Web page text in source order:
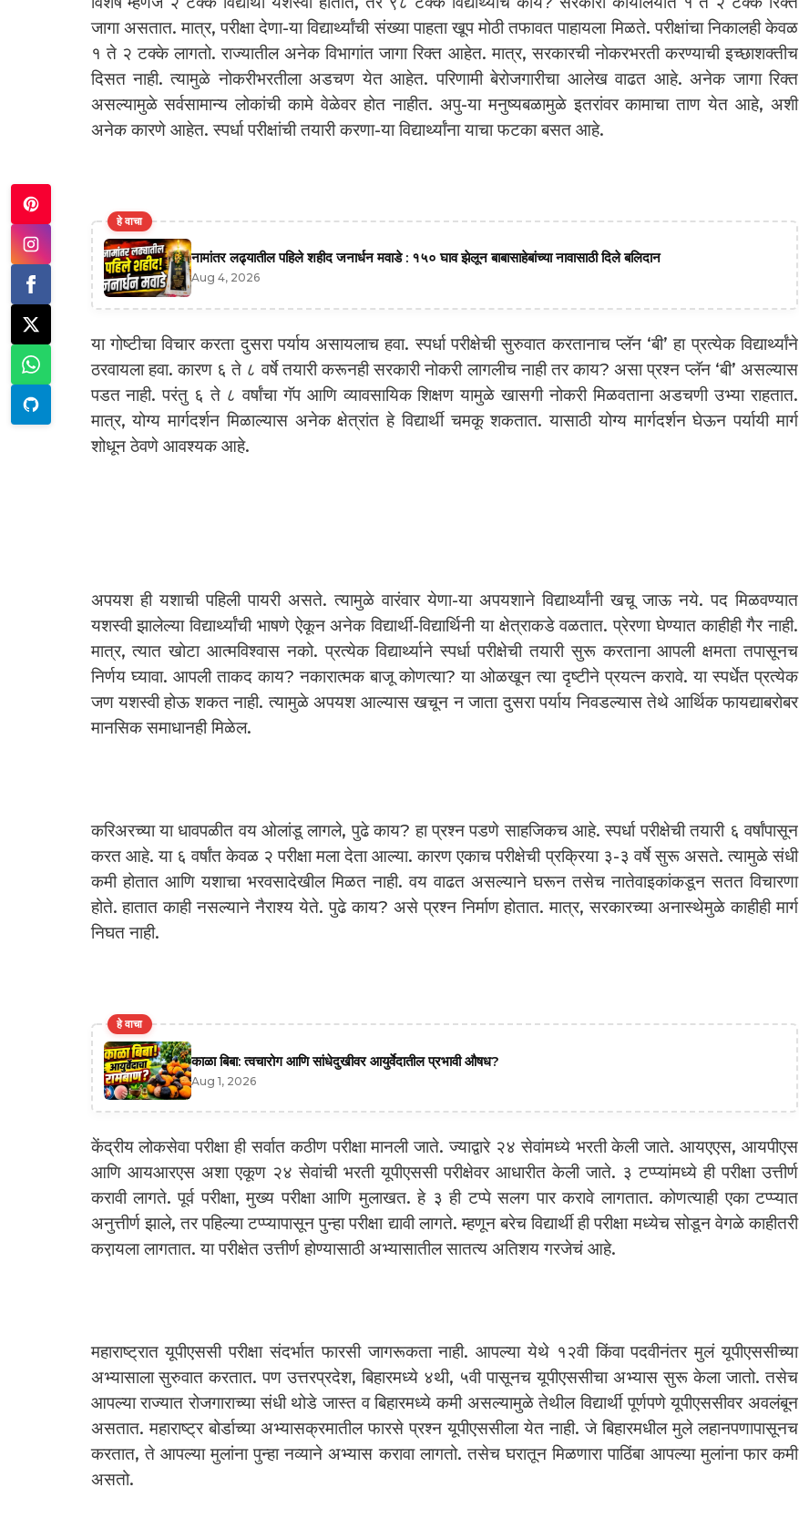
जागा असतात. मात्र, परीक्षा देणा-या विद्यार्थ्यांची संख्या पाहता खूप मोठी तफावत पाहायला मिळते. परीक्षांचा निकालही केवळ
१ ते २ टक्के लागतो. राज्यातील अनेक विभागांत जागा रिक्त आहेत. मात्र, सरकारची नोकरभरती करण्याची इच्छाशक्तीच
दिसत नाही. त्यामुळे नोकरीभरतीला अडचण येत आहेत. परिणामी बेरोजगारीचा आलेख वाढत आहे. अनेक जागा रिक्त
असल्यामुळे सर्वसामान्य लोकांची कामे वेळेवर होत नाहीत. अपु-या मनुष्यबळामुळे इतरांवर कामाचा ताण येत आहे, अशी
अनेक कारणे आहेत. स्पर्धा परीक्षांची तयारी करणा-या विद्यार्थ्यांना याचा फटका बसत आहे.
हे वाचा
नामांतर लढ्यातील पहिले शहीद जनार्धन मवाडे : १५० घाव झेलून बाबासाहेबांच्या नावासाठी दिले बलिदान
Aug 4, 2026
या गोष्टीचा विचार करता दुसरा पर्याय असायलाच हवा. स्पर्धा परीक्षेची सुरुवात करतानाच प्लॅन ‘बी’ हा प्रत्येक विद्यार्थ्यांने
ठरवायला हवा. कारण ६ ते ८ वर्षे तयारी करूनही सरकारी नोकरी लागलीच नाही तर काय? असा प्रश्न प्लॅन ‘बी’ असल्यास
पडत नाही. परंतु ६ ते ८ वर्षांचा गॅप आणि व्यावसायिक शिक्षण यामुळे खासगी नोकरी मिळवताना अडचणी उभ्या राहतात.
मात्र, योग्य मार्गदर्शन मिळाल्यास अनेक क्षेत्रांत हे विद्यार्थी चमकू शकतात. यासाठी योग्य मार्गदर्शन घेऊन पर्यायी मार्ग
शोधून ठेवणे आवश्यक आहे.
अपयश ही यशाची पहिली पायरी असते. त्यामुळे वारंवार येणा-या अपयशाने विद्यार्थ्यांनी खचू जाऊ नये. पद मिळवण्यात
यशस्वी झालेल्या विद्यार्थ्यांची भाषणे ऐकून अनेक विद्यार्थी-विद्यार्थिनी या क्षेत्राकडे वळतात. प्रेरणा घेण्यात काहीही गैर नाही.
मात्र, त्यात खोटा आत्मविश्वास नको. प्रत्येक विद्यार्थ्याने स्पर्धा परीक्षेची तयारी सुरू करताना आपली क्षमता तपासूनच
निर्णय घ्यावा. आपली ताकद काय? नकारात्मक बाजू कोणत्या? या ओळखून त्या दृष्टीने प्रयत्न करावे. या स्पर्धेत प्रत्येक
जण यशस्वी होऊ शकत नाही. त्यामुळे अपयश आल्यास खचून न जाता दुसरा पर्याय निवडल्यास तेथे आर्थिक फायद्याबरोबर
मानसिक समाधानही मिळेल.
करिअरच्या या धावपळीत वय ओलांडू लागले, पुढे काय? हा प्रश्न पडणे साहजिकच आहे. स्पर्धा परीक्षेची तयारी ६ वर्षांपासून
करत आहे. या ६ वर्षांत केवळ २ परीक्षा मला देता आल्या. कारण एकाच परीक्षेची प्रक्रिया ३-३ वर्षे सुरू असते. त्यामुळे संधी
कमी होतात आणि यशाचा भरवसादेखील मिळत नाही. वय वाढत असल्याने घरून तसेच नातेवाइकांकडून सतत विचारणा
होते. हातात काही नसल्याने नैराश्य येते. पुढे काय? असे प्रश्न निर्माण होतात. मात्र, सरकारच्या अनास्थेमुळे काहीही मार्ग
निघत नाही.
हे वाचा
काळा बिबा: त्वचारोग आणि सांधेदुखीवर आयुर्वेदातील प्रभावी औषध?
Aug 1, 2026
केंद्रीय लोकसेवा परीक्षा ही सर्वात कठीण परीक्षा मानली जाते. ज्याद्वारे २४ सेवांमध्ये भरती केली जाते. आयएएस, आयपीएस
आणि आयआरएस अशा एकूण २४ सेवांची भरती यूपीएससी परीक्षेवर आधारीत केली जाते. ३ टप्प्यांमध्ये ही परीक्षा उत्तीर्ण
करावी लागते. पूर्व परीक्षा, मुख्य परीक्षा आणि मुलाखत. हे ३ ही टप्पे सलग पार करावे लागतात. कोणत्याही एका टप्प्यात
अनुत्तीर्ण झाले, तर पहिल्या टप्प्यापासून पुन्हा परीक्षा द्यावी लागते. म्हणून बरेच विद्यार्थी ही परीक्षा मध्येच सोडून वेगळे काहीतरी
करा़यला लागतात. या परीक्षेत उत्तीर्ण होण्यासाठी अभ्यासातील सातत्य अतिशय गरजेचं आहे.
महाराष्ट्रात यूपीएससी परीक्षा संदर्भात फारसी जागरूकता नाही. आपल्या येथे १२वी किंवा पदवीनंतर मुलं यूपीएससीच्या
अभ्यासाला सुरुवात करतात. पण उत्तरप्रदेश, बिहारमध्ये ४थी, ५वी पासूनच यूपीएससीचा अभ्यास सुरू केला जातो. तसेच
आपल्या राज्यात रोजगाराच्या संधी थोडे जास्त व बिहारमध्ये कमी असल्यामुळे तेथील विद्यार्थी पूर्णपणे यूपीएससीवर अवलंबून
असतात. महाराष्ट्र बोर्डाच्या अभ्यासक्रमातील फारसे प्रश्न यूपीएससीला येत नाही. जे बिहारमधील मुले लहानपणापासूनच
करतात, ते आपल्या मुलांना पुन्हा नव्याने अभ्यास करावा लागतो. तसेच घरातून मिळणारा पाठिंबा आपल्या मुलांना फार कमी
असतो.